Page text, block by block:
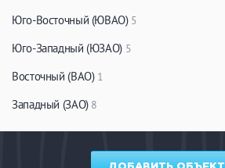
Юго-Восточный (ЮВАО) 5
Юго-Западный (ЮЗАО) 5
Восточный (ВАО) 1
Западный (ЗАО) 8